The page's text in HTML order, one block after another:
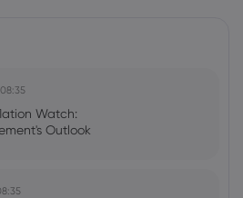
Watch:
Outlook